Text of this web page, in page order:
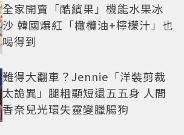
全家開賣「酷繽果」機能水果冰
沙 韓國爆紅「橄欖油+檸檬汁」也
喝得到
難得大翻車？Jennie「洋裝剪裁
太詭異」腿粗顯短還五五身 人間
香奈兒光環失靈變臘腸狗